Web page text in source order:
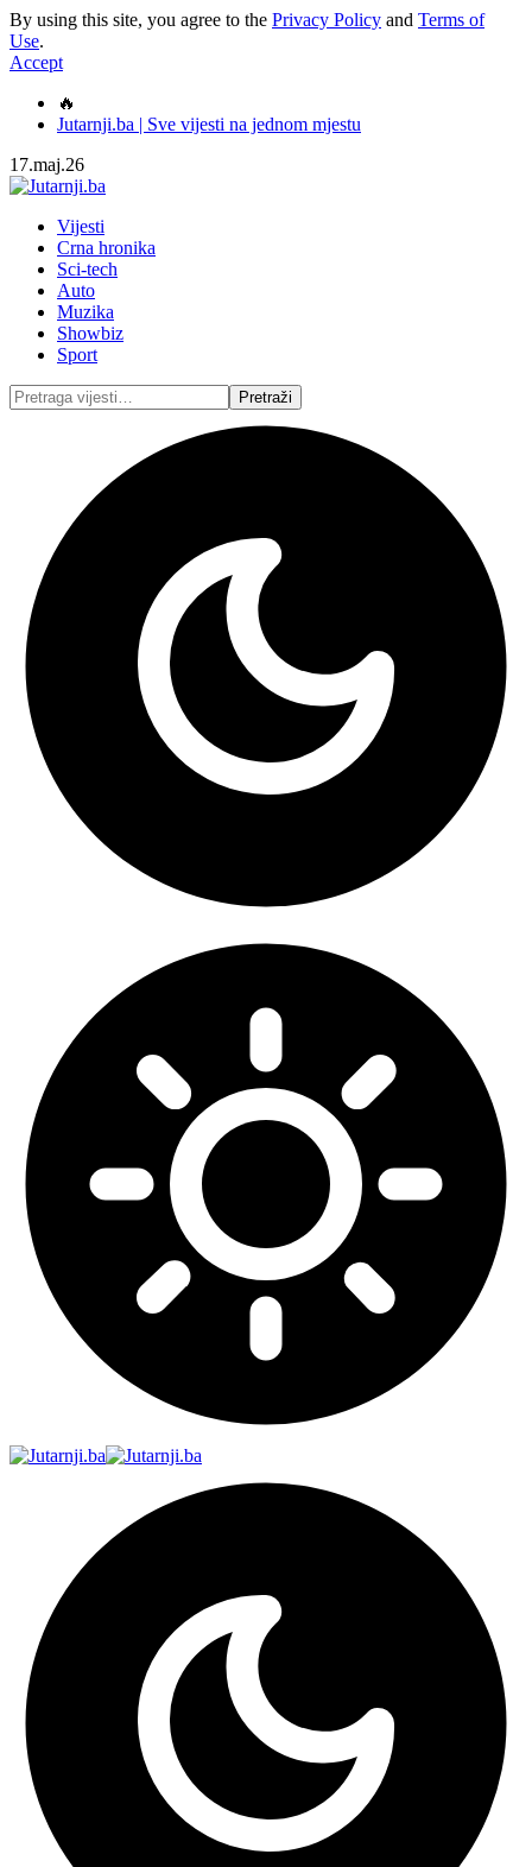
By using this site, you agree to the Privacy Policy and Terms of
Use.
Accept
🔥
Jutarnji.ba | Sve vijesti na jednom mjestu
17.maj.26
Vijesti
Crna hronika
Sci-tech
Auto
Muzika
Showbiz
Sport